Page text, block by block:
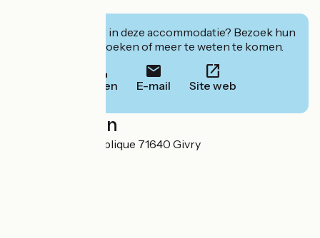
Geïnteresseerd in deze accommodatie? Bezoek hun
website om te boeken of meer te weten te komen.
Bellen E-mail Site web
Localisation
27 Rue de la République 71640 Givry